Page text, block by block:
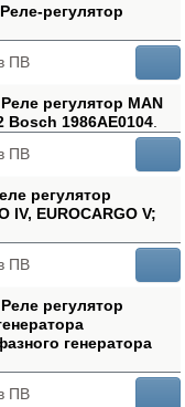
регулятор
ПВ
регулятор MAN
Bosch 1986AE0104
ПВ
регулятор
IV, EUROCARGO V;
ПВ
регулятор
генератора
ПВ